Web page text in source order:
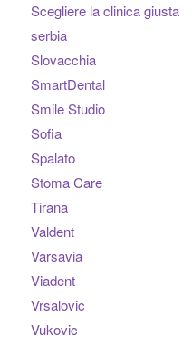
Scegliere la clinica giusta
serbia
Slovacchia
SmartDental
Smile Studio
Sofia
Spalato
Stoma Care
Tirana
Valdent
Varsavia
Viadent
Vrsalovic
Vukovic